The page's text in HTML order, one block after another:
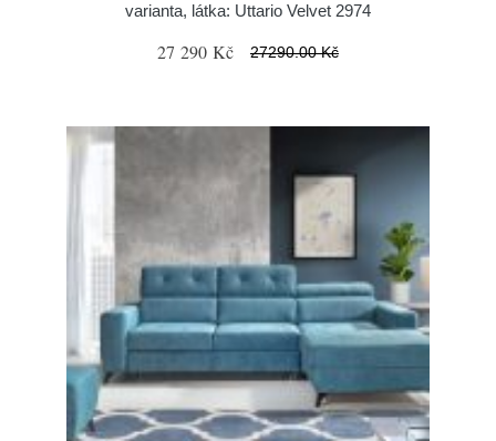
varianta, látka: Uttario Velvet 2974
27 290 Kč 27290.00 Kč